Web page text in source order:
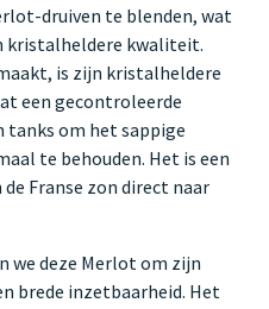
druiven te blenden, wat
kristalheldere kwaliteit.
is zijn kristalheldere
een gecontroleerde
om het sappige
te behouden. Het is een
Franse zon direct naar
we deze Merlot om zijn
brede inzetbaarheid. Het